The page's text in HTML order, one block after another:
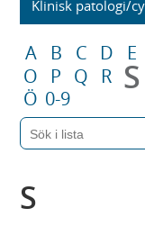
Klinisk patologi/
A B C D E
O
P Q R S
Ö 0-9
S